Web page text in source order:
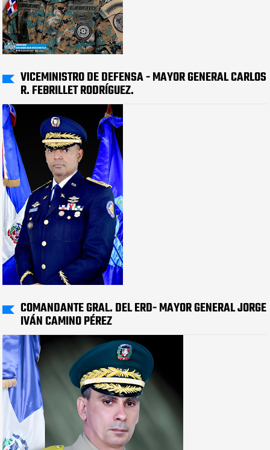
VICEMINISTRO DE DEFENSA - MAYOR GENERAL CARLOS
R. FEBRILLET RODRÍGUEZ.
COMANDANTE GRAL. DEL ERD- MAYOR GENERAL JORGE
IVÁN CAMINO PÉREZ